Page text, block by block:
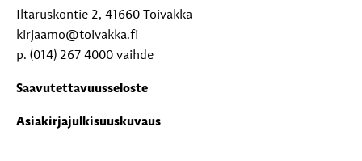
Iltaruskontie 2, 41660 Toivakka
kirjaamo@toivakka.fi
p. (014) 267 4000 vaihde
Saavutettavuusseloste
Asiakirjajulkisuuskuvaus